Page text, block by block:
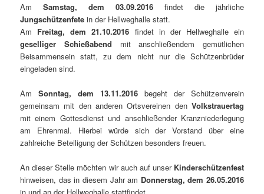
AmSamstag, dem 03.09.2016 findet die jährliche
Jungschützenfete in der Hellweghalle statt.
Am Freitag, dem 21.10.2016 findet in der Hellweghalle ein
geselliger Schießabend mit anschließendem gemütlichen
Beisammensein statt, zu dem nicht nur die Schützenbrüder
eingeladen sind.
AmSonntag, dem 13.11.2016 begeht der Schützenverein
gemeinsam mit den anderen Ortsvereinen den Volkstrauertag
mit einem Gottesdienst und anschließender Kranzniederlegung
am Ehrenmal. Hierbei würde sich der Vorstand über eine
zahlreiche Beteiligung der Schützen besonders freuen.
An dieser Stelle möchten wir auch auf unser Kinderschützenfest
hinweisen, das in diesem Jahr am Donnerstag, dem 26.05.2016